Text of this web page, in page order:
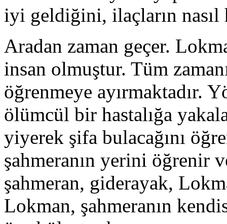
iyi geldiğini, ilaçların nasıl
Aradan zaman geçer.
insan olmuştur. Tüm
öğrenmeye ayırmaktadır.
ölümcül bir hastalığa
yiyerek şifa bulacağını
şahmeranın yerini öğrenir
şahmeran, giderayak,
Lokman, şahmeranın